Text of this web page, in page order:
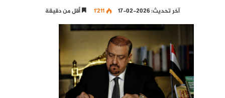
آخر تحديث: 2026-02-17 1٬211 أقل من دقيقة